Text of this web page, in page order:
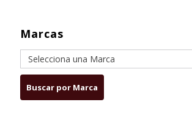
Marcas